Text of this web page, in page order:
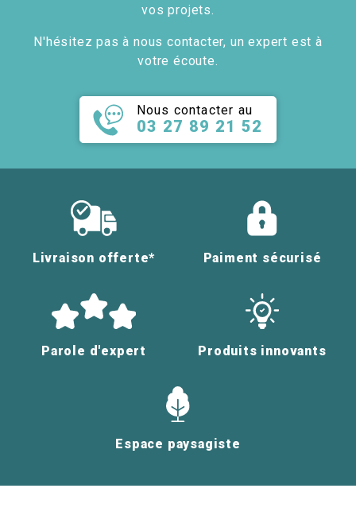
vos projets.
N'hésitez pas à nous contacter, un expert est à
votre écoute.
Nous contacter au
03 27 89 21 52
Livraison offerte* Paiment sécurisé
Parole d'expert Produits innovants
Espace paysagiste